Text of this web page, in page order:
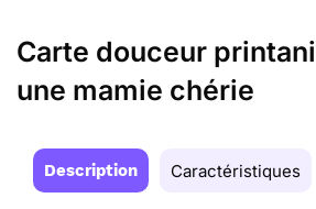
Carte douceur
une mamie chérie
Description Caractéristiques